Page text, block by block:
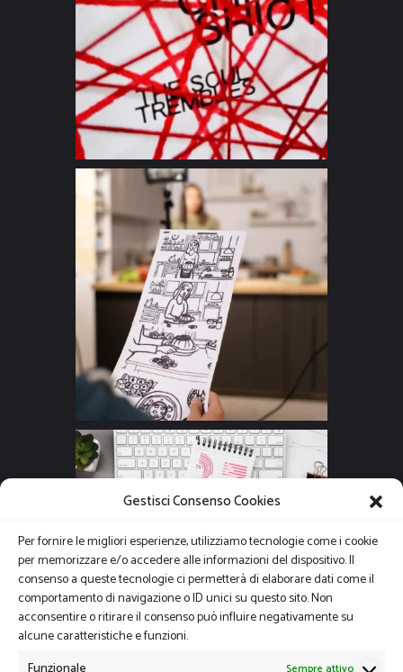
Gestisci Consenso Cookies
Per fornire le migliori esperienze, utilizziamo tecnologie come i cookie
per memorizzare e/o accedere alle informazioni del dispositivo. Il
consenso a queste tecnologie ci permetterà di elaborare dati come il
comportamento di navigazione o ID unici su questo sito. Non
acconsentire o ritirare il consenso può influire negativamente su
alcune caratteristiche e funzioni.